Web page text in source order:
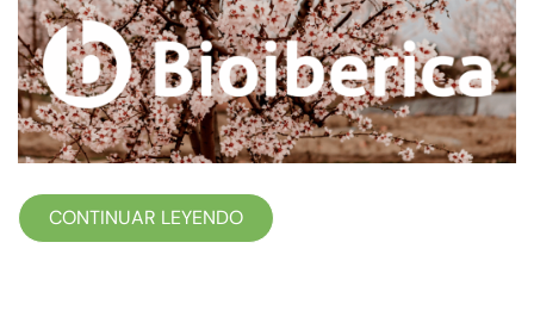
CONTINUAR LEYENDO